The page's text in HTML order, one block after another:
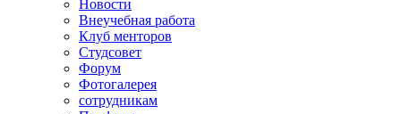
Новости
Внеучебная работа
Клуб менторов
Студсовет
Форум
Фотогалерея
сотрудникам